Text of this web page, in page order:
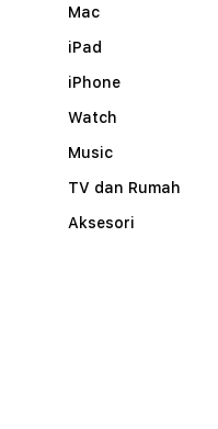
Mac
iPad
iPhone
Watch
Music
TV dan Rumah
Aksesori